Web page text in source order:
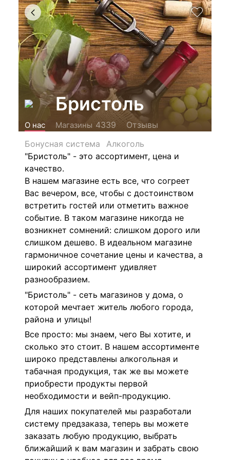
Бристоль
О нас Магазины 4339
Отзывы
Бонусная система
Алкоголь
"Бристоль" - это ассортимент, цена и
качество.
В нашем магазине есть все, что согреет
Вас вечером, все, чтобы с достоинством
встретить гостей или отметить важное
событие. В таком магазине никогда не
возникнет сомнений: слишком дорого или
слишком дешево. В идеальном магазине
гармоничное сочетание цены и качества, а
широкий ассортимент удивляет
разнообразием.
"Бристоль" - сеть магазинов у дома, о
которой мечтает житель любого города,
района и улицы!
Все просто: мы знаем, чего Вы хотите, и
сколько это стоит. В нашем ассортименте
широко представлены алкогольная и
табачная продукция, так же вы можете
приобрести продукты первой
необходимости и вейп-продукцию.
Для наших покупателей мы разработали
систему предзаказа, теперь вы можете
заказать любую продукцию, выбрать
ближайший к вам магазин и забрать свою